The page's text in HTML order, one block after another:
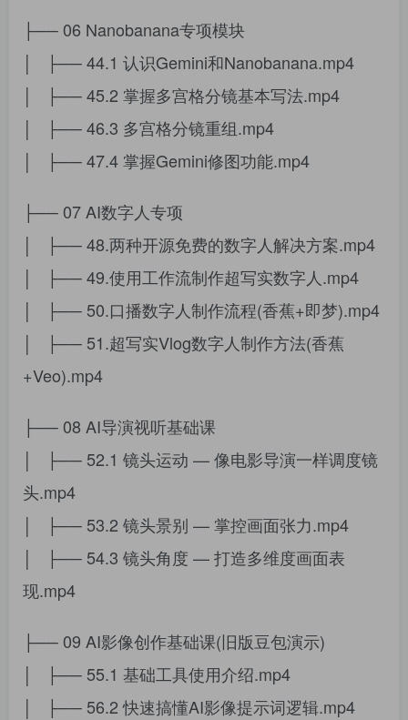
├── 06 Nanobanana专项模块
│ ├── 44.1 认识Gemini和Nanobanana.mp4
│ ├── 45.2 掌握多宫格分镜基本写法.mp4
│ ├── 46.3 多宫格分镜重组.mp4
│ ├── 47.4 掌握Gemini修图功能.mp4
├── 07 AI数字人专项
│ ├── 48.两种开源免费的数字人解决方案.mp4
│ ├── 49.使用工作流制作超写实数字人.mp4
│ ├── 50.口播数字人制作流程(香蕉+即梦).mp4
│ ├── 51.超写实Vlog数字人制作方法(香蕉
+Veo).mp4
├── 08 AI导演视听基础课
│ ├── 52.1 镜头运动 — 像电影导演一样调度镜
头.mp4
│ ├── 53.2 镜头景别 — 掌控画面张力.mp4
│ ├── 54.3 镜头角度 — 打造多维度画面表
现.mp4
├── 09 AI影像创作基础课(旧版豆包演示)
│ ├── 55.1 基础工具使用介绍.mp4
│ ├── 56.2 快速搞懂AI影像提示词逻辑.mp4